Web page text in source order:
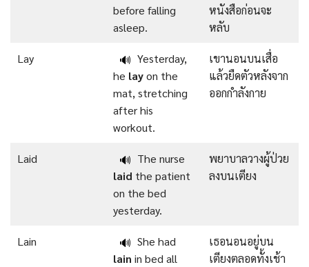
before falling
asleep.
หนังสือก่อนจะ
หลับ
Lay 🔊 Yesterday,
he layon the
mat, stretching
after his
workout.
เขานอนบนเสื่อ
แล้วยืดตัวหลังจาก
ออกกำลังกาย
Laid 🔊 The nurse
laid the patient
on the bed
yesterday.
พยาบาลวางผู้ป่วย
ลงบนเตียง
Lain 🔊 She had
lain in bed all
เธอนอนอยู่บน
เตียงตลอดทั้งเช้า